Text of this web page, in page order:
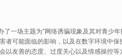
一场主题为“网络诱骗现象及其对青少
者可能面临的影响，以及在数字环境中
以友善的态度、过度关心以及情感操控